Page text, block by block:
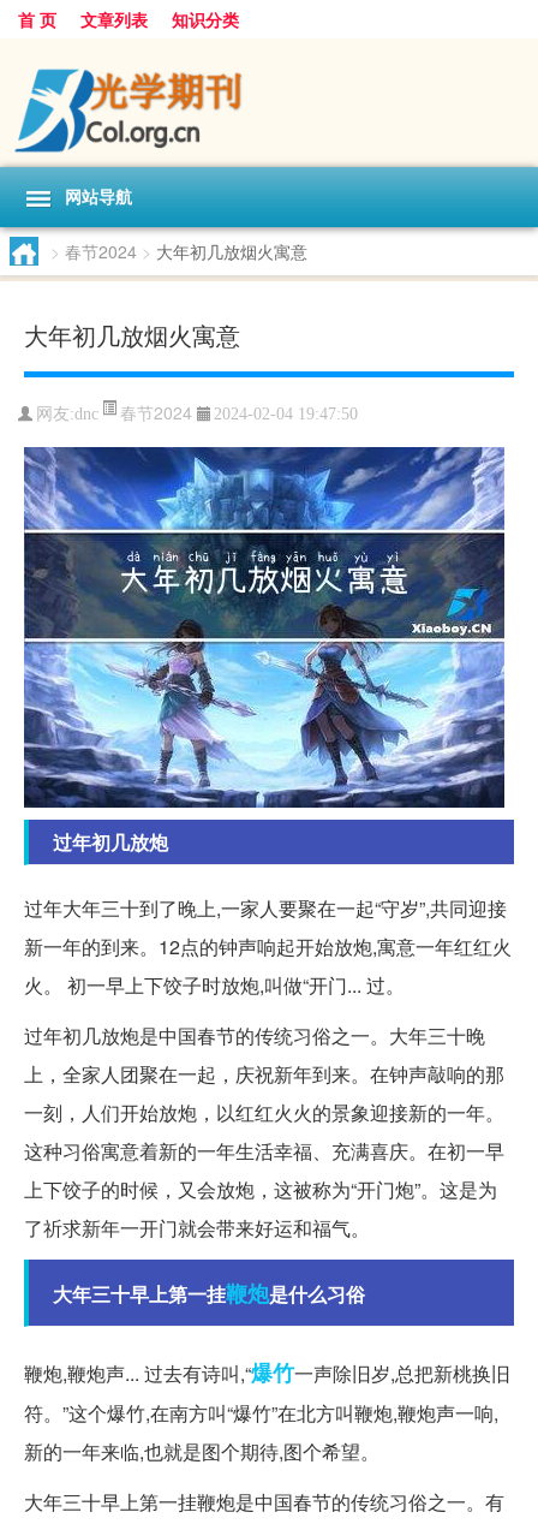
首 页 文章列表 知识分类
网站导航
> 春节2024 > 大年初几放烟火寓意
大年初几放烟火寓意
网友:dnc 春节2024 2024-02-04 19:47:50
过年初几放炮
过年大年三十到了晚上,一家人要聚在一起“守岁”,共同迎接
新一年的到来。12点的钟声响起开始放炮,寓意一年红红火
火。 初一早上下饺子时放炮,叫做“开门... 过。
过年初几放炮是中国春节的传统习俗之一。大年三十晚
上，全家人团聚在一起，庆祝新年到来。在钟声敲响的那
一刻，人们开始放炮，以红红火火的景象迎接新的一年。
这种习俗寓意着新的一年生活幸福、充满喜庆。在初一早
上下饺子的时候，又会放炮，这被称为“开门炮”。这是为
了祈求新年一开门就会带来好运和福气。
大年三十早上第一挂鞭炮是什么习俗
鞭炮,鞭炮声... 过去有诗叫,“爆竹一声除旧岁,总把新桃换旧
符。”这个爆竹,在南方叫“爆竹”在北方叫鞭炮,鞭炮声一响,
新的一年来临,也就是图个期待,图个希望。
大年三十早上第一挂鞭炮是中国春节的传统习俗之一。有